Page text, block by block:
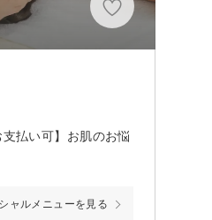
払い可】お肌のお悩
ャルメニューを見る